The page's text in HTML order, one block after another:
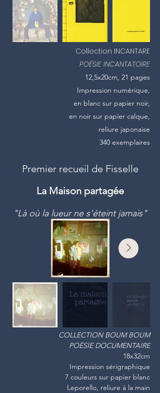
Collection INCANTARE
POÉSIE INCANTATOIRE
12,5x20cm, 21 pages
Impression numérique,
en blanc sur papier noir,
en noir sur papier calque,
reliure japonaise
340 exemplaires
Premier recueil de Fisselle
La Maison partagée
"Là où la lueur ne s'éteint jamais"
COLLECTION BOUM BOUM
POÉSIE DOCUMENTAIRE
18x32cm
Impression sérigraphique
7 couleurs sur papier blanc
Leporello, reliure à la main